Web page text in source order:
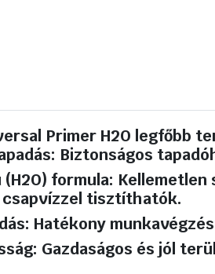
Primer H2O legfőbb
Biztonságos
(H2O) formula:
tisztíthatók.
Hatékony
Gazdaságos és jól